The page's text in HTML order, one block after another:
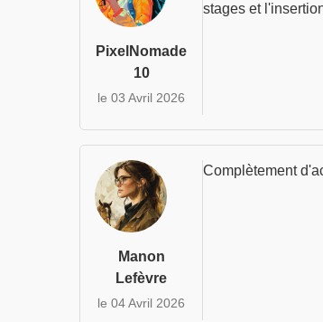
PixelNomade
10
le 03 Avril 2026
stages et
Manon
Lefèvre
le 04 Avril 2026
Complètement